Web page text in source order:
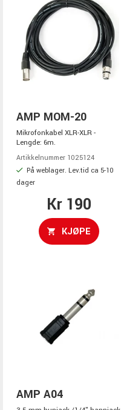
AMP MOM-20
Mikrofonkabel XLR-XLR -
Lengde: 6m.
Artikkelnummer 1025124
På weblager. Lev.tid ca 5-10
dager
Kr 190
KJØPE
AMP A04